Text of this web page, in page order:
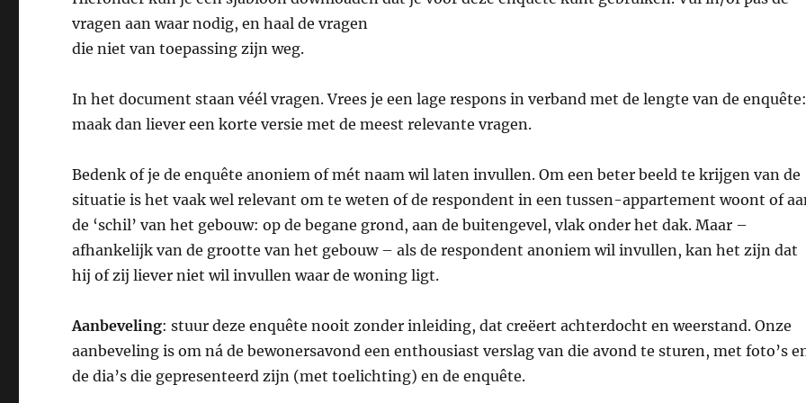
vragen aan waar nodig, en haal de vragen
die niet van toepassing zijn weg.
In het document staan véél vragen. Vrees je een lage respons in verband met de lengte van de enquête:
maak dan liever een korte versie met de meest relevante vragen.
Bedenk of je de enquête anoniem of mét naam wil laten invullen. Om een beter beeld te krijgen van de
situatie is het vaak wel relevant om te weten of de respondent in een tussen-appartement woont of
de ‘schil’ van het gebouw: op de begane grond, aan de buitengevel, vlak onder het dak. Maar –
afhankelijk van de grootte van het gebouw – als de respondent anoniem wil invullen, kan het zijn dat
hij of zij liever niet wil invullen waar de woning ligt.
Aanbeveling: stuur deze enquête nooit zonder inleiding, dat creëert achterdocht en weerstand. Onze
aanbeveling is om ná de bewonersavond een enthousiast verslag van die avond te sturen, met foto’s
de dia’s die gepresenteerd zijn (met toelichting) en de enquête.